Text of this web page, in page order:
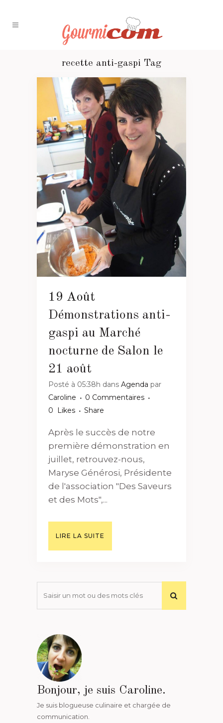
recette anti-gaspi Tag
19 Août
Démonstrations anti-
gaspi au Marché
nocturne de Salon le
21 août
Posté à 05:38h dans Agenda par
Caroline
0 Commentaires
0
Likes Share
Après le succès de notre
première démonstration en
juillet, retrouvez-nous,
Maryse Générosi, Présidente
de l'association "Des Saveurs
et des Mots",...
LIRE LA SUITE
Bonjour, je suis Caroline.
Je suis blogueuse culinaire et chargée de
communication.